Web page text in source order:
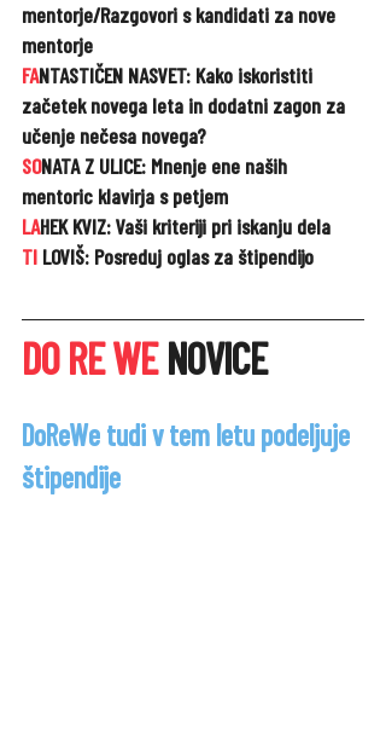
mentorje/Razgovori s kandidati za nove
mentorje
FANTASTIČEN NASVET: Kako iskoristiti
začetek novega leta in dodatni zagon za
učenje nečesa novega?
SONATA Z ULICE: Mnenje ene naših
mentoric klavirja s petjem
LAHEK KVIZ: Vaši kriteriji pri iskanju dela
TI LOVIŠ: Posreduj oglas za štipendijo
DO RE WE NOVICE
DoReWe tudi v tem letu podeljuje
štipendije